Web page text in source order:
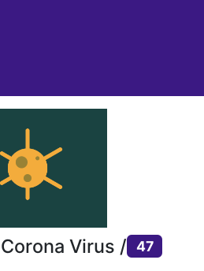
Virus / 47